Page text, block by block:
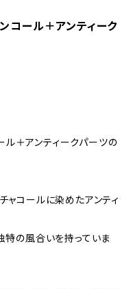
コール＋アンティーク
＋アンティークパーツの
ャコールに染めたアンティ
特の風合いを持っていま